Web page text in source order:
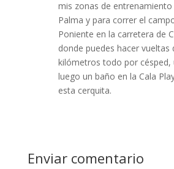
mis zonas de entrenamiento
Palma y para correr el
Poniente en la carretera de
donde puedes hacer vueltas
kilómetros todo por césped,
luego un baño en la Cala
esta cerquita.
Enviar comentario